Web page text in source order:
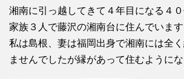
湘南に引っ越してきて４年目になる４０
家族３人で藤沢の湘南台に住んでいます
私は島根、妻は福岡出身で湘南には全
ませんでしたが縁があって住むようにな